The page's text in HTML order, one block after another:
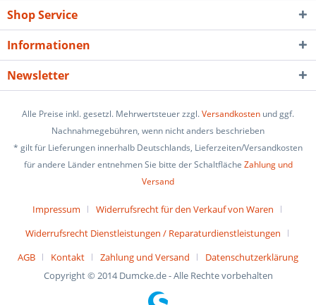
Shop Service
Informationen
Newsletter
Alle Preise inkl. gesetzl. Mehrwertsteuer zzgl.Versandkosten und ggf.
Nachnahmegebühren, wenn nicht anders beschrieben
* gilt für Lieferungen innerhalb Deutschlands, Lieferzeiten/Versandkosten
für andere Länder entnehmen Sie bitte der Schaltfläche Zahlung und
Versand
Impressum
Widerrufsrecht für den Verkauf von Waren
Widerrufsrecht Dienstleistungen / Reparaturdienstleistungen
AGB
Kontakt Zahlung und Versand
Datenschutzerklärung
Copyright © 2014 Dumcke.de - Alle Rechte vorbehalten